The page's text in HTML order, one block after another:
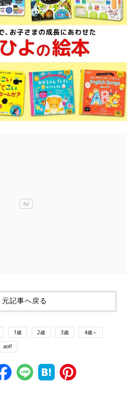
元記事へ戻る
1歳 2歳 3歳 4歳～
aoff